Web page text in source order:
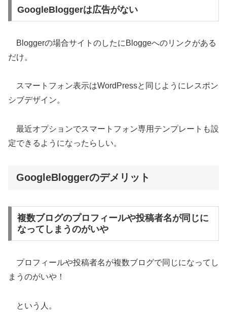
GoogleBloggerは広告がない
Bloggerの場合サイトのしたにBloggeへのリンクがある
だけ。
スマートフォン表示はWordPressと同じようにレスポン
シブデザイン。
最近オプションでスマートフォン専用テンプレートも設
定できるようになったらしい。
GoogleBloggerのデメリット
複数ブログのプロフィールや投稿者名が同じに
なってしまうのがいや
プロフィールや投稿者名が複数ブログで同じになってし
まうのがいや！
という人。